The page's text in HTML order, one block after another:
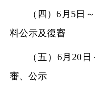
（四）6月5日
料公示及復審
（五）6月20
審、公示